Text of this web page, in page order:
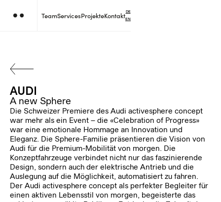
TeamServicesProjekteKontaktDE
EN
AUDI
A new Sphere
Die Schweizer Premiere des Audi activesphere concept
war mehr als ein Event – die «Celebration of Progress»
war eine emotionale Hommage an Innovation und
Eleganz. Die Sphere-Familie präsentieren die Vision von
Audi für die Premium-Mobilität von morgen. Die
Konzeptfahrzeuge verbindet nicht nur das faszinierende
Design, sondern auch der elektrische Antrieb und die
Auslegung auf die Möglichkeit, automatisiert zu fahren.
Der Audi activesphere concept als perfekter Begleiter für
einen aktiven Lebensstil von morgen, begeisterte das